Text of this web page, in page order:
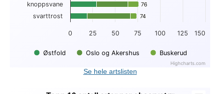
76
76
74
74
Østfold Oslo og Akershus Buskerud
0 25 50 75 100 125 150
knoppsvane
svarttrost
Highcharts.com
End of interactive chart.Se hele artslisten